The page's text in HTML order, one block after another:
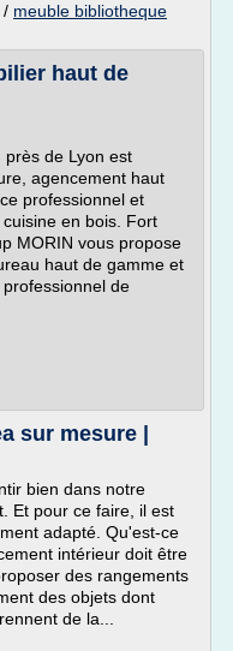
/ meuble bibliotheque
haut de
près de Lyon est
agencement haut
professionnel et
en bois. Fort
MORIN vous propose
haut de gamme et
de
sur mesure |
bien dans notre
Et pour ce faire, il est
adapté. Qu'est-ce
intérieur doit être
des rangements
des objets dont
de la...